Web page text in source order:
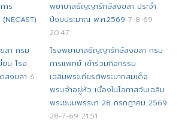
าร
พยาบาลธัญญารักษ์สงขลา ประจำ
ปีงบประมาณ พ.ศ.2569 7-8-69
20.47
ลา กรม
ม โรง
สงขลา 6-
โรงพยาบาลธัญญารักษ์สงขลา กรม
การแพทย์ เข้าร่วมกิจกรรม
เฉลิมพระเกียรติพระบาทสมเด็จ
พระเจ้าอยู่หัว เนื่องในโอกาสวันเฉลิม
พระชนมพรรษา 28 กรกฎาคม 2569
28-7-69 21.51